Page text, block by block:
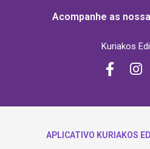
Acompanhe as
Kuriakos
APLICATIVO KURIAKOS